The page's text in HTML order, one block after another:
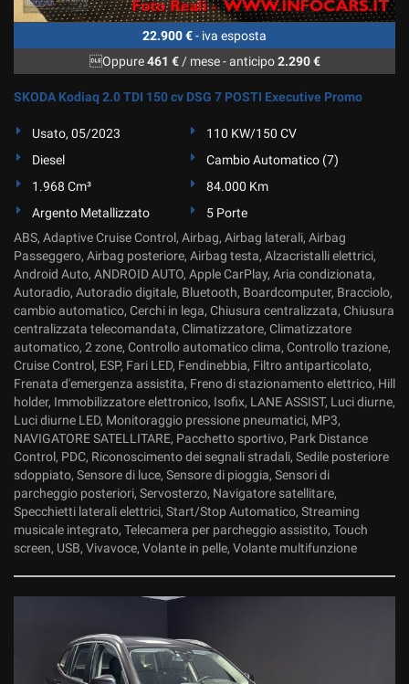
22.900 €- iva esposta
Oppure461 €/ mese-anticipo2.290 €
SKODA Kodiaq 2.0 TDI 150 cv DSG 7 POSTI Executive Promo
Usato, 05/2023
110 KW/150 CV
Diesel
Cambio Automatico (7)
1.968 Cm³
84.000 Km
Argento Metallizzato
5 Porte
ABS, Adaptive Cruise Control, Airbag, Airbag laterali, Airbag
Passeggero, Airbag posteriore, Airbag testa, Alzacristalli elettrici,
Android Auto, ANDROID AUTO, Apple CarPlay, Aria condizionata,
Autoradio, Autoradio digitale, Bluetooth, Boardcomputer, Bracciolo,
cambio automatico, Cerchi in lega, Chiusura centralizzata, Chiusura
centralizzata telecomandata, Climatizzatore, Climatizzatore
automatico, 2 zone, Controllo automatico clima, Controllo trazione,
Cruise Control, ESP, Fari LED, Fendinebbia, Filtro antiparticolato,
Frenata d'emergenza assistita, Freno di stazionamento elettrico, Hill
holder, Immobilizzatore elettronico, Isofix, LANE ASSIST, Luci diurne,
Luci diurne LED, Monitoraggio pressione pneumatici, MP3,
NAVIGATORE SATELLITARE, Pacchetto sportivo, Park Distance
Control, PDC, Riconoscimento dei segnali stradali, Sedile posteriore
sdoppiato, Sensore di luce, Sensore di pioggia, Sensori di
parcheggio posteriori, Servosterzo, Navigatore satellitare,
Specchietti laterali elettrici, Start/Stop Automatico, Streaming
musicale integrato, Telecamera per parcheggio assistito, Touch
screen, USB, Vivavoce, Volante in pelle, Volante multifunzione